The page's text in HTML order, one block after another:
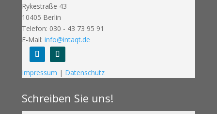
Rykestraße 43
10405 Berlin
Telefon: 030 - 43 73 95 91
E-Mail: info@intaqt.de
Impressum | Datenschutz
Schreiben Sie uns!